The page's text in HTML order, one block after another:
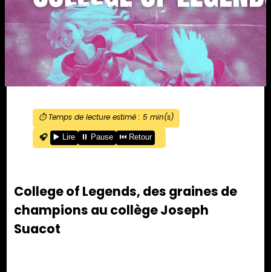
⏱️ Temps de lecture estimé : 5min(s)
🎧
▶️ Lire ⏸️ Pause ⏮️ Retour
College of Legends, des graines de
champions au collège Joseph
Suacot